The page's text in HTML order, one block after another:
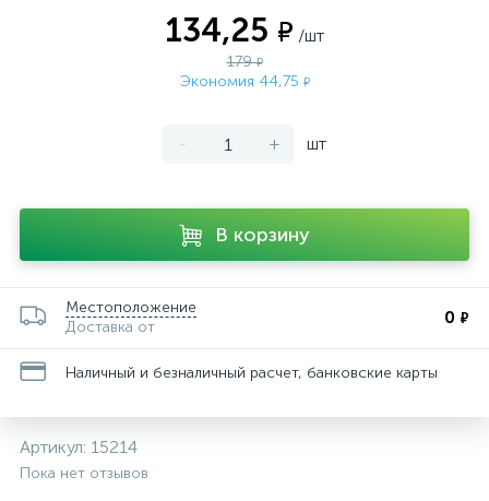
134,25 ₽ /шт
179₽
Экономия 44,75 ₽
- + шт
В корзину
Местоположение
Доставка от
0 ₽
Наличный и безналичный расчет, банковские карты
Артикул: 15214
Пока нет отзывов